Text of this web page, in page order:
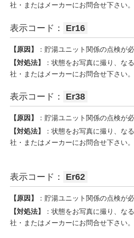
社・またはメーカーにお問合せ下さい。
表示コード： Er16
【原因】
：貯湯ユニット関係の点検が必
【対処法】
：状態をお写真に撮り、な
社・またはメーカーにお問合せ下さい。
表示コード： Er38
【原因】
：貯湯ユニット関係の点検が必
【対処法】
：状態をお写真に撮り、な
社・またはメーカーにお問合せ下さい。
表示コード： Er62
【原因】
：貯湯ユニット関係の点検が必
【対処法】
：状態をお写真に撮り、な
社・またはメーカーにお問合せ下さい。